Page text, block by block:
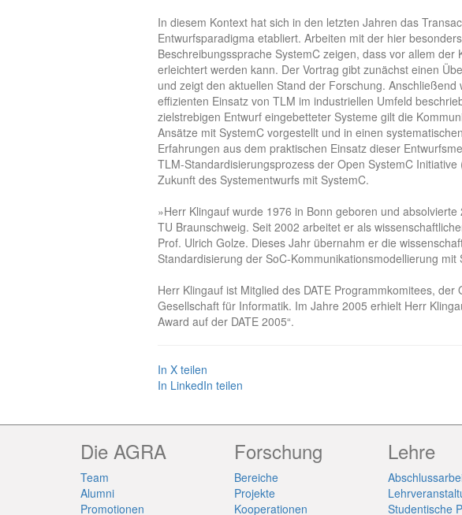
In diesem Kontext hat sich in den letzten Jahren das
Entwurfsparadigma etabliert. Arbeiten mit der hier
Beschreibungssprache SystemC zeigen, dass vor allem
erleichtert werden kann. Der Vortrag gibt zunächst einen
und zeigt den aktuellen Stand der Forschung.
effizienten Einsatz von TLM im industriellen Umfeld
zielstrebigen Entwurf eingebetteter Systeme gilt die
Ansätze mit SystemC vorgestellt und in einen
Erfahrungen aus dem praktischen Einsatz dieser
TLM-Standardisierungsprozess der Open SystemC
Zukunft des Systementwurfs mit SystemC.
»Herr Klingauf wurde 1976 in Bonn geboren und
TU Braunschweig. Seit 2002 arbeitet er als
Prof. Ulrich Golze. Dieses Jahr übernahm er die
Standardisierung der SoC-Kommunikationsmodellierung mit
Herr Klingauf ist Mitglied des DATE Programmkomitees,
Gesellschaft für Informatik. Im Jahre 2005 erhielt Herr
Award auf der DATE 2005“.
In X teilen
In LinkedIn teilen
Die AGRA
Team
Alumni
Promotionen
Forschung
Bereiche
Projekte
Kooperationen
Lehre
Studentische